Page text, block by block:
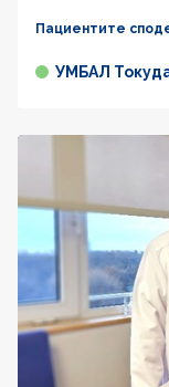
Пациентите
УМБАЛ